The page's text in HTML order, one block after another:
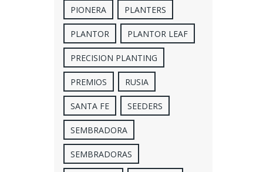
PIONERA PLANTERS
PLANTOR PLANTOR LEAF
PRECISION PLANTING
PREMIOS RUSIA
SANTA FE SEEDERS
SEMBRADORA
SEMBRADORAS